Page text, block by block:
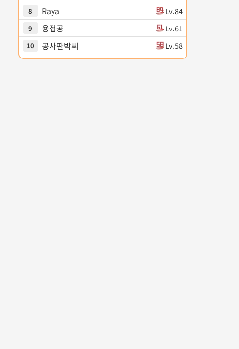
8 Raya Lv.84
9 용접공 Lv.61
10 공사판박씨 Lv.58